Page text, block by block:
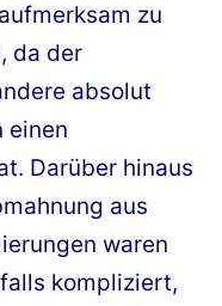
zu
da der
absolut
einen
Darüber hinaus
aus
waren
kompliziert,